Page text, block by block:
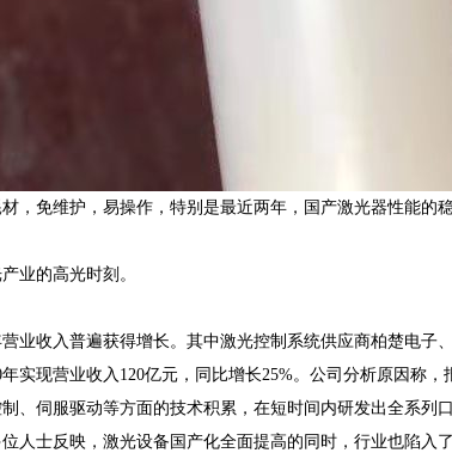
，免维护，易操作，特别是最近两年，国产激光器性能的
业的高光时刻。
业收入普遍获得增长。其中激光控制系统供应商柏楚电子
实现营业收入120亿元，同比增长25%。公司分析原因称
、伺服驱动等方面的技术积累，在短时间内研发出全系列
人士反映，激光设备国产化全面提高的同时，行业也陷入